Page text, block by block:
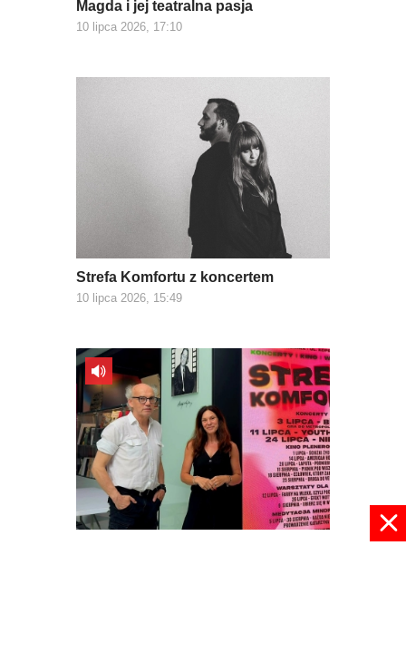
Magda i jej teatralna pasja
10 lipca 2026, 17:10
Strefa Komfortu z koncertem
10 lipca 2026, 15:49